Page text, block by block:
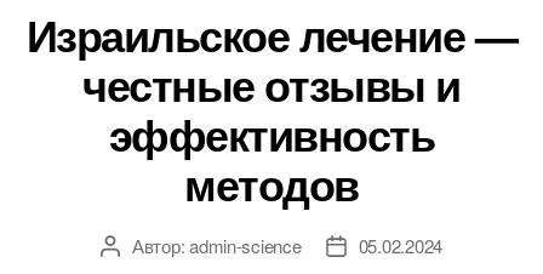
Израильское лечение —
честные отзывы и
эффективность
методов
АвторАвтор:admin-science
Дата05.02.2024